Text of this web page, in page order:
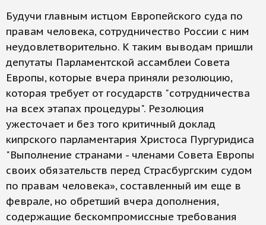
Будучи главным истцом Европейского суда по
правам человека, сотрудничество России с ним
неудовлетворительно. К таким выводам пришли
депутаты Парламентской ассамблеи Совета
Европы, которые вчера приняли резолюцию,
которая требует от государств "сотрудничества
на всех этапах процедуры". Резолюция
ужесточает и без того критичный доклад
кипрского парламентария Христоса Пургуридиса
"Выполнение странами - членами Совета Европы
своих обязательств перед Страсбургским судом
по правам человека», составленный им еще в
феврале, но обретший вчера дополнения,
содержащие бескомпромиссные требования